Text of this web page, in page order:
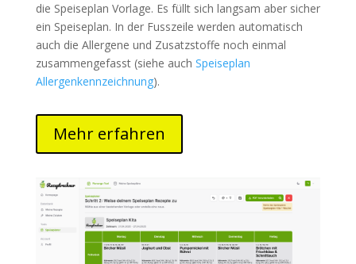
die Speiseplan Vorlage. Es füllt sich langsam aber sicher
ein Speiseplan. In der Fusszeile werden automatisch
auch die Allergene und Zusatzstoffe noch einmal
zusammengefasst (siehe auch Speiseplan
Allergenkennzeichnung).
Mehr erfahren